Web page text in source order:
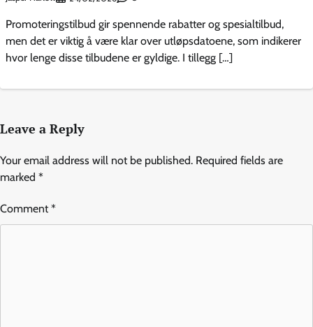
Promoteringstilbud gir spennende rabatter og spesialtilbud,
men det er viktig å være klar over utløpsdatoene, som indikerer
hvor lenge disse tilbudene er gyldige. I tillegg […]
Leave a Reply
Your email address will not be published. Required fields are
marked *
Comment*